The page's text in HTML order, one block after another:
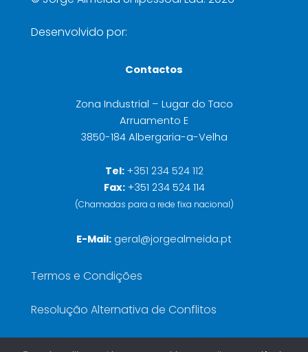
Desenvolvido por:
Contactos
Zona Industrial – Lugar do Taco
Arruamento E
3850-184 Albergaria-a-Velha
Tel: +351 234 524 112
Fax:+351 234 524 114
(Chamadas para a rede fixa nacional)
E-Mail: geral@jorgealmeida.pt
Termos e Condições
Resolução Alternativa de Conflitos